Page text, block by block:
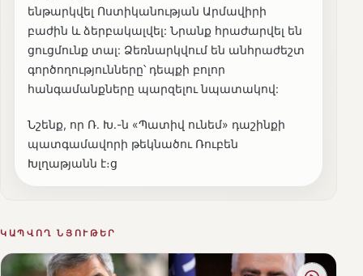
ենթարկվել Ոստիկանության Արմավիրի
բաժին և ձերբակալվել: Նրանք հրաժարվել են
ցուցմունք տալ: Ձեռնարկվում են անհրաժեշտ
գործողությունները՝ դեպքի բոլոր
հանգամանքները պարզելու նպատակով:
Նշենք, որ Ռ. Խ․-ն «Պատիվ ունեմ» դաշինքի
պատգամավորի թեկնածու Ռուբեն
Խլղաթյանն է։ց
ԿԱՊՎՈՂ ՆՅՈՒԹԵՐ